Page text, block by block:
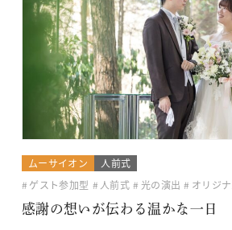
ムーサイオン
人前式
ゲスト参加型
人前式 光の演出 オリジ
感謝の想いが伝わる温かな一日